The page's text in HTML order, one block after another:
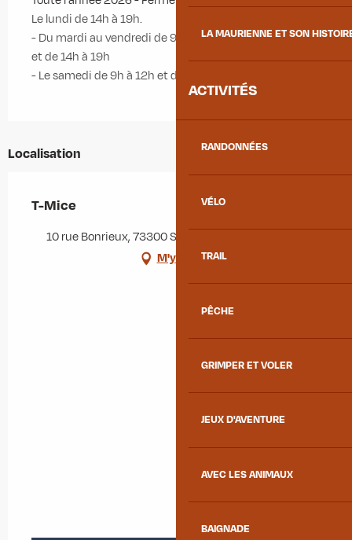
LA MAURIENNE ET SON
ACTIVITÉS
RANDONNÉES
VÉLO
TRAIL
PÊCHE
GRIMPER ET VOLER
JEUX D'AVENTURE
AVEC LES ANIMAUX
BAIGNADE
Le lundi de 14h à 19h.
- Du mardi au vendredi de 9h à 12h
et de 14h à 19h
- Le samedi de 9h à 12h et de 14h à 17h
Localisation
T-Mice
10 rue Bonrieux, 73300 Saint-Jean-de-Maurienne
M'y rendre